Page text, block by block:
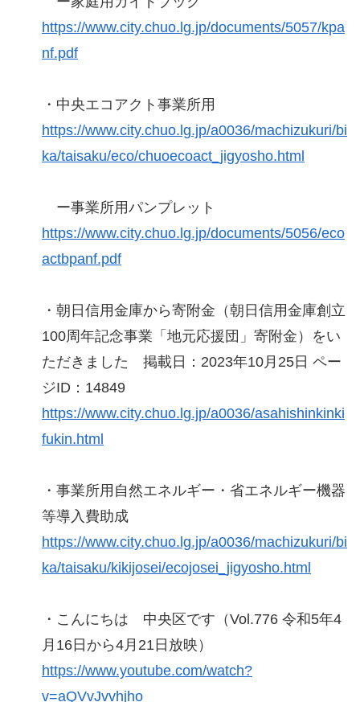
https://www.city.chuo.lg.jp/documents/5057/kpa
nf.pdf
・中央エコアクト事業所用
https://www.city.chuo.lg.jp/a0036/machizukuri/bi
ka/taisaku/eco/chuoecoact_jigyosho.html
ー事業所用パンプレット
https://www.city.chuo.lg.jp/documents/5056/eco
actbpanf.pdf
・朝日信用金庫から寄附金（朝日信用金庫創立
100周年記念事業「地元応援団」寄附金）をい
ただきました 掲載日：2023年10月25日 ペー
ジID：14849
https://www.city.chuo.lg.jp/a0036/asahishinkinki
fukin.html
・事業所用自然エネルギー・省エネルギー機器
等導入費助成
https://www.city.chuo.lg.jp/a0036/machizukuri/bi
ka/taisaku/kikijosei/ecojosei_jigyosho.html
・こんにちは 中央区です（Vol.776 令和5年4
月16日から4月21日放映）
https://www.youtube.com/watch?
v=aQVvJvvhjho